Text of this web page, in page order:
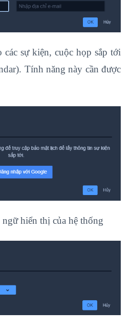
sự kiện, cuộc họp sắp tới
Tính năng này cần được
hiển thị của hệ thống